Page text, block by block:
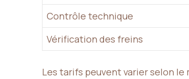
Contrôle technique
Vérification des freins
Les tarifs peuvent varier selon